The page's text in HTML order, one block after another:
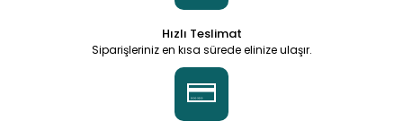
Hızlı Teslimat
Siparişleriniz en kısa sürede elinize ulaşır.